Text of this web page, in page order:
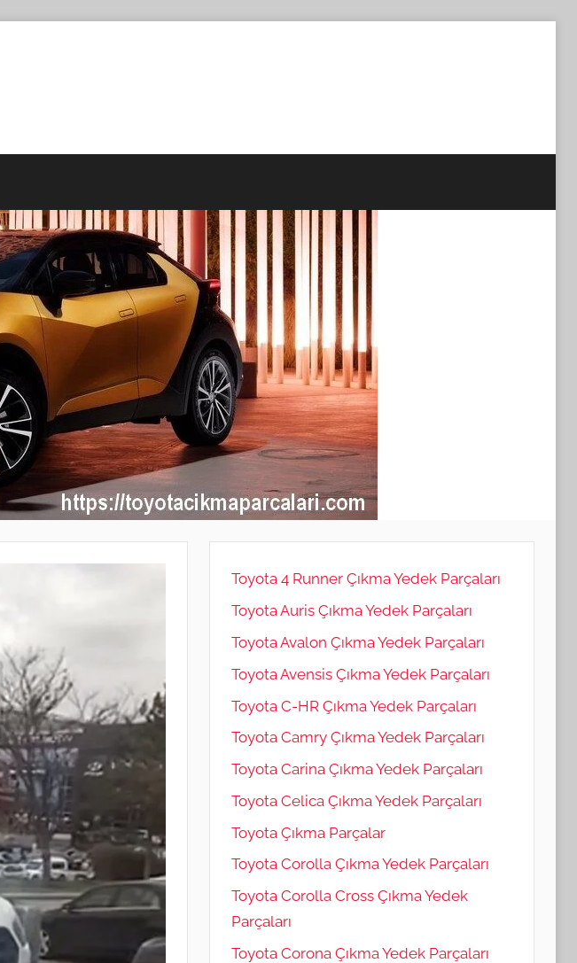
Toyota 4 Runner Çıkma Yedek Parçaları
Toyota Auris Çıkma Yedek Parçaları
Toyota Avalon Çıkma Yedek Parçaları
Toyota Avensis Çıkma Yedek Parçaları
Toyota C-HR Çıkma Yedek Parçaları
Toyota Camry Çıkma Yedek Parçaları
Toyota Carina Çıkma Yedek Parçaları
Toyota Celica Çıkma Yedek Parçaları
Toyota Çıkma Parçalar
Toyota Corolla Çıkma Yedek Parçaları
Toyota Corolla Cross Çıkma Yedek
Parçaları
Toyota Corona Çıkma Yedek Parçaları